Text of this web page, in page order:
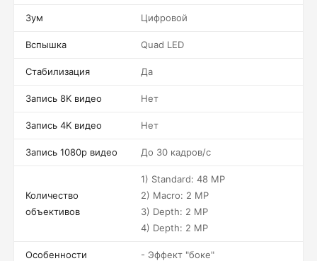
Зум Цифровой
Вспышка Quad LED
Стабилизация Да
Запись 8K видео Нет
Запись 4K видео Нет
Запись 1080p видео До 30 кадров/c
Количество
объективов
1) Standard: 48 MP
2) Macro: 2 MP
3) Depth: 2 MP
4) Depth: 2 MP
Особенности - Эффект "боке"